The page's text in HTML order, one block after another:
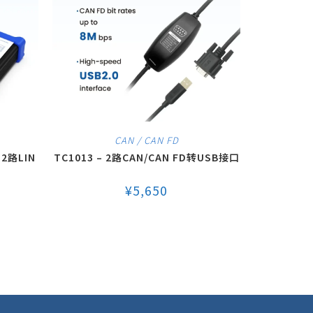
路LIN
CAN / CAN FD
TC1013 – 2路CAN/CAN FD转USB接口
¥5,650